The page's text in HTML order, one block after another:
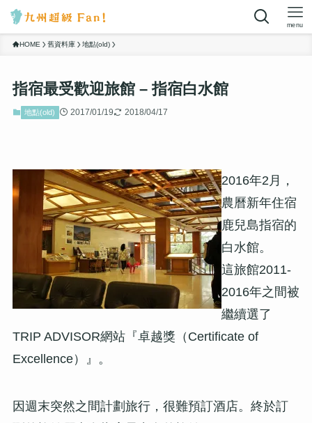
menu
HOME 舊資料庫 地點(old)
指宿最受歡迎旅館 – 指宿白水館
地點(old) 2017/01/19 2018/04/17
2016年2月，
農曆新年住宿
鹿兒島指宿的
白水館。
這旅館2011-
2016年之間被
繼續選了
TRIP ADVISOR網站『卓越獎（Certificate of
Excellence）』。
因週末突然之間計劃旅行，很難預訂酒店。終於訂